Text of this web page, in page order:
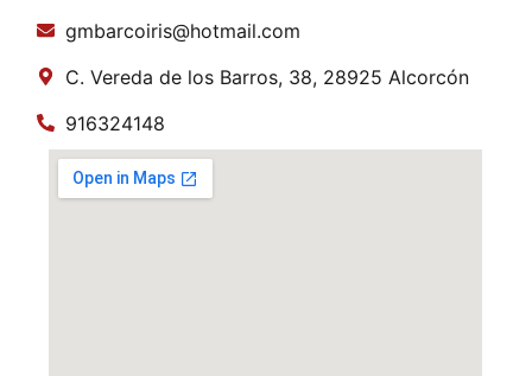
gmbarcoiris@hotmail.com
C. Vereda de los Barros, 38, 28925 Alcorcón
916324148